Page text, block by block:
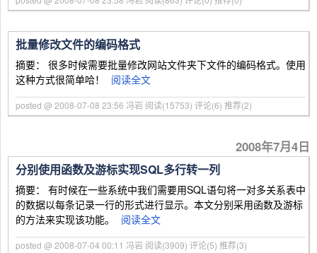
批量修改文件的编码格式
摘要： 很多时候需要批量修改网站文件夹下文件的编码格式。使用
这种方式很简单哈！
阅读全文
posted @ 2008-07-08 23:56 冯岩 阅读(15753) 评论(6) 推荐(2)
2008年7月4日
分别使用函数及游标实现SQL多行转一列
摘要： 有时候在一些系统中我们需要用SQL语句将一对多关系表中
的数据以每条记录一行的形式进行显示。本文分别采用函数及游标
的方法来实现该功能。
阅读全文
posted @ 2008-07-04 00:11 冯岩 阅读(3909) 评论(5) 推荐(3)